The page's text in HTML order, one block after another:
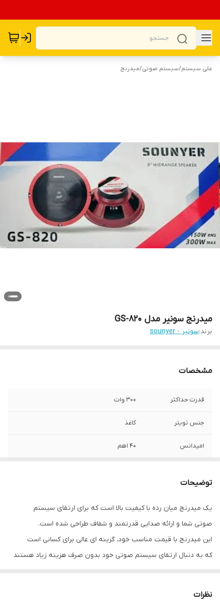
علی سیستم/سیستم صوتی/میدرنج
میدرنج سونیر مدل GS-820
برند:سونیر - sounyer
مشخصات
قدرت حداکثر 300 وات
جنس تویتر کاغذ
امپدانس 40 اهم
(SPL)
توضیحات
یک میدرنج میان‌ رده با کیفیت بالا است که برای ارتقای سیستم
صوتی شما و ارائه صدایی قدرتمند و شفاف طراحی شده است.
این میدرنج با قیمت مناسب خود، گزینه ای عالی برای کسانی است
که به دنبال ارتقای سیستم صوتی خود بدون صرف هزینه زیاد هستند
نظرات